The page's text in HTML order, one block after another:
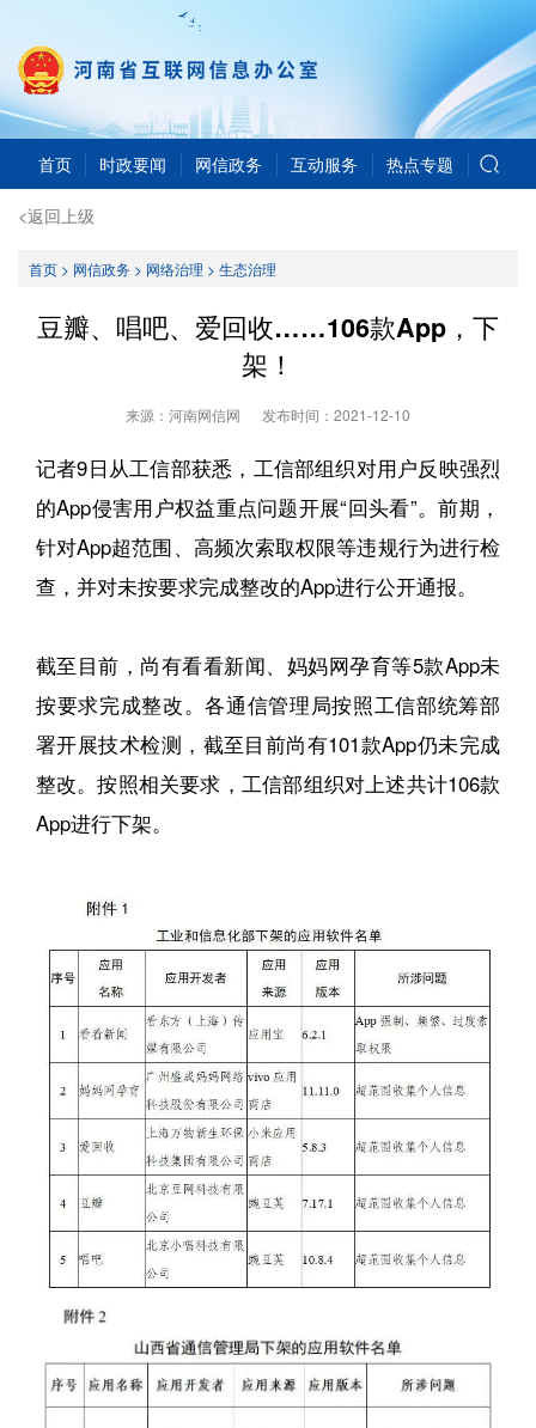
首页 时政要闻 网信政务 互动服务 热点专题
<返回上级
首页> 网信政务> 网络治理 > 生态治理
豆瓣、唱吧、爱回收……106款App，下
架！
来源：河南网信网 发布时间： 2021-12-10
记者9日从工信部获悉，工信部组织对用户反映强烈
的App侵害用户权益重点问题开展“回头看”。前期，
针对App超范围、高频次索取权限等违规行为进行检
查，并对未按要求完成整改的App进行公开通报。
截至目前，尚有看看新闻、妈妈网孕育等5款App未
按要求完成整改。各通信管理局按照工信部统筹部
署开展技术检测，截至目前尚有101款App仍未完成
整改。按照相关要求，工信部组织对上述共计106款
App进行下架。